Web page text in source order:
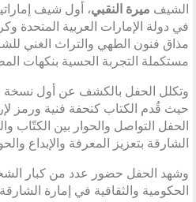
الشيف ميرة النقبي، أول شيف
في دولة الإمارات العربية المتحدة
مذاق فنون الطهي والتراث الغني
مستكملة التجربة الحسية بنكهات
وتكلل الحفل بالكشف عن أول نسخة
حيث قُدم الكتاب كتحفة فنية ورمز
الحفل التواصل والحوار بين الكتّاب
الشارقة بتعزيز المعرفة والإبداع
وشهد الحفل حضور عدد من كبار
الحكومية والثقافية في إمارة